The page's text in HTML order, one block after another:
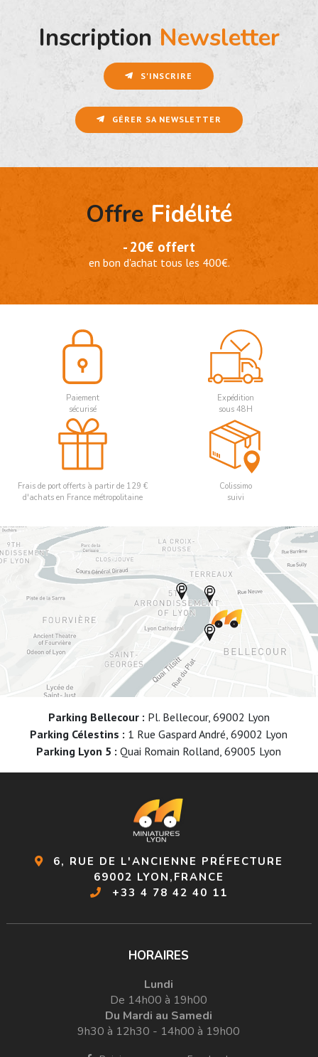
S'INSCRIRE
GÉRER SA NEWSLETTER
Inscription Newsletter
Offre Fidélité
- 20€ offert
en bon d'achat tous les 400€.
Paiement
sécurisé
Expédition
sous 48H
Frais de port offerts à partir de 129 €
d'achats en France métropolitaine
Colissimo
suivi
Parking Bellecour : Pl. Bellecour, 69002 Lyon
Parking Célestins : 1 Rue Gaspard André, 69002 Lyon
Parking Lyon 5 : Quai Romain Rolland, 69005 Lyon
6, RUE DE L'ANCIENNE PRÉFECTURE
69002 LYON,FRANCE
+33 4 78 42 40 11
HORAIRES
Lundi
De 14h00 à 19h00
Du Mardi au Samedi
9h30 à 12h30 - 14h00 à 19h00